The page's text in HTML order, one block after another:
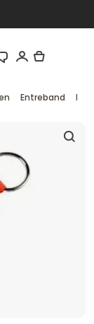
Entreband RFID